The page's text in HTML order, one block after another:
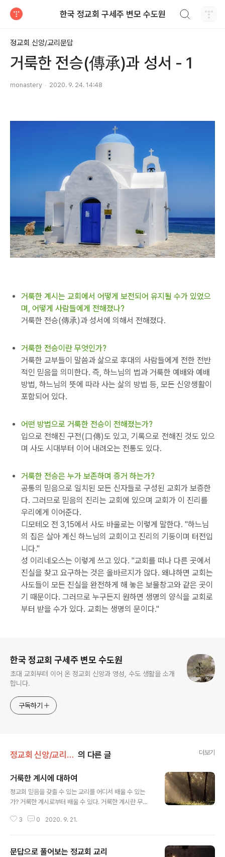
한국 정교회 구세주 변모 수도원
정교회 신앙/교리문답
거룩한 전승(傳承)과 성서 - 1
monastery 2020. 9. 24. 14:48
거룩한 계시는 교회에서 어떻게 보전되어 유지될 수가 있었으
며, 어떻게 사람들에게 전해졌나?
거룩한 전승(傳承)과 성서에 의해서 전해졌다.
거룩한 전승이란 무엇인가?
거룩한 교부들이 말씀과 삶으로 후대의 사람들에게 전한 전반
적인 믿음을 의미한다. 즉, 하느님의 법과 거룩한 예배와 예배
방법, 하느님의 뜻에 따라 사는 삶의 방법 등, 모든 신앙생활이
포함되어 있다.
어떤 방법으로 거룩한 전승이 전해졌는가?
입으로 전해진 구전(口傳)도 있고, 기록으로 전해진 것도 있으
며 사도 시대부터 이어 내려오는 전통도 있다.
거룩한 전승은 누가 보존하며 증거 하는가?
공통의 믿음으로 일치된 모든 신자들로 구성된 교회가 보증한
다. 그러므로 믿음의 진리는 교회에 있으며 교회가 이 진리를
우리에게 이어준다.
디모테오 전 3,15에서 사도 바울로는 이렇게 말한다. "하느님
의 집은 살아 계신 하느님의 교회이고 진리의 기둥이며 터전입
니다."
성 이리네오스는 이렇게 쓰고 있다. "교회를 떠나 다른 곳에서
진실을 찾고 요구하는 것은 올바르지가 않다. 왜냐하면 교회는
사도들이 모든 진실을 완전하게 해 놓은 보물창고와 같은 곳이
기 때문이다. 그러므로 누구든지 원하면 생명의 양식을 교회로
부터 받을 수가 있다. 교회는 생명의 문이다."
한국 정교회 구세주 변모 수도원
초대 교회부터 이어 온 정교회 신앙과 영성, 수도 생활을 소개
합니다.
구독하기
정교회 신앙/교리문답 의 다른 글 더보기
거룩한 계시에 대하여
정교회 믿음을 갖출 수 있는 교리를 어디서 배울 수 있는
가? 거룩한 계시로부터 배울 수 있다. 거룩한 계시란 무엇
전히 예배드리도록 가르쳐 알게 해 주시는 것을 의미한다.
을 위해 절대 필요하기 때문이다. 그러나 누구나 이 계시를
3 0 2020. 9. 21.
문답으로 풀어보는 정교회 교리